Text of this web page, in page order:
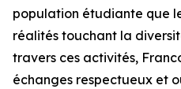
population étudiante que
réalités touchant la
travers ces activités,
échanges respectueux et